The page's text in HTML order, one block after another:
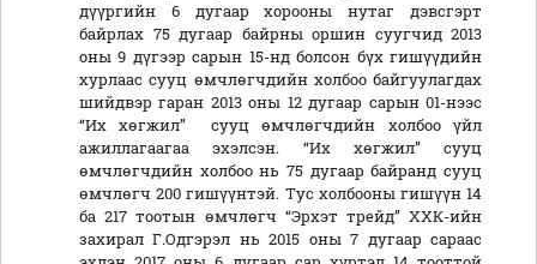
дүүргийн 6 дугаар хорооны нутаг дэвсгэрт
байрлах 75 дугаар байрны оршин суугчид 2013
оны 9 дүгээр сарын 15-нд болсон бүх гишүүдийн
хурлаас сууц өмчлөгчдийн холбоо байгуулагдах
шийдвэр гаран 2013 оны 12 дугаар сарын 01-нээс
“Их хөгжил” сууц өмчлөгчдийн холбоо үйл
ажиллагаагаа эхэлсэн. “Их хөгжил” сууц
өмчлөгчдийн холбоо нь 75 дугаар байранд сууц
өмчлөгч 200 гишүүнтэй. Тус холбооны гишүүн 14
ба 217 тоотын өмчлөгч “Эрхэт трейд” ХХК-ийн
захирал Г.Одгэрэл нь 2015 оны 7 дугаар сараас